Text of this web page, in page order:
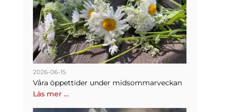
2026-06-15
Våra öppettider under midsommarveckan
Läs mer …